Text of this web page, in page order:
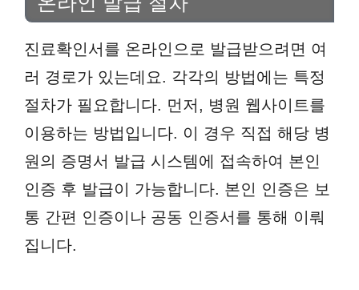
진료확인서를 온라인으로 발급받으려면 여
러 경로가 있는데요. 각각의 방법에는 특정
절차가 필요합니다. 먼저, 병원 웹사이트를
이용하는 방법입니다. 이 경우 직접 해당 병
원의 증명서 발급 시스템에 접속하여 본인
인증 후 발급이 가능합니다. 본인 인증은 보
통 간편 인증이나 공동 인증서를 통해 이뤄
집니다.